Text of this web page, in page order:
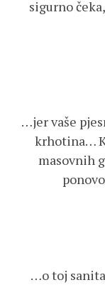
sigurno
…jer vaše
krhotina…
masovnih
…o toj